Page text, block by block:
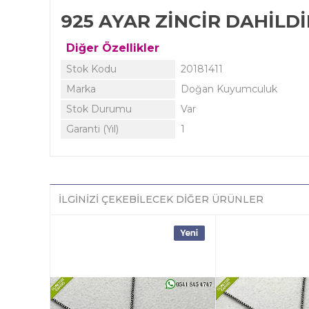
925 AYAR ZİNCİR
Diğer Özellikler
Stok Kodu
20181411
Marka
Doğan Kuyumculuk
Stok Durumu
Var
Garanti (Yıl)
1
İLGINIZI ÇEKEBILECEK DIĞER ÜRÜNLER